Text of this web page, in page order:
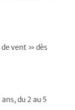
vent » dès
du 2 au 5